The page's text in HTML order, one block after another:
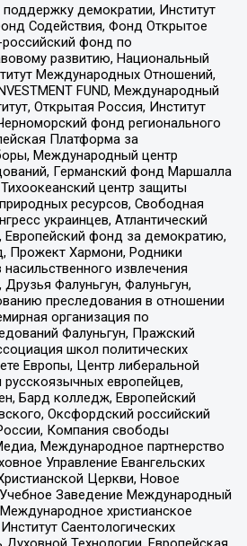
демократии, Институт
Содействия, Фонд Открытое
фонд по
развитию, Национальный
Международных Отношений,
FUND, Международный
Открытая Россия, Институт
фонд регионального
Платформа за
Международный центр
Германский фонд Маршалла
центр защиты
ресурсов, Свободная
украинцев, Атлантический
Европейский фонд за демократию,
Прожект Хармони, Родники
извлечения
Фалуньгун, Фалуньгун,
преследования в отношении
организация по
Фалуньгун, Пражский
школ политических
Европы, Центр либеральной
европейцев,
Бард колледж, Европейский
Оксфордский российский
Компания свободы
Международное партнерство
Управление Евангельских
Церкви, Новое
Заведение Международный
христианское
Саентологических